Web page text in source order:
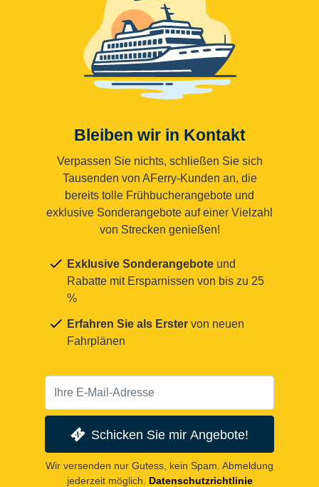
Bleiben wir in Kontakt
Verpassen Sie nichts, schließen Sie sich
Tausenden von AFerry-Kunden an, die
bereits tolle Frühbucherangebote und
exklusive Sonderangebote auf einer Vielzahl
von Strecken genießen!
Exklusive Sonderangebote und
Rabatte mit Ersparnissen von bis zu 25
%
Erfahren Sie als Erster von neuen
Fahrplänen
Schicken Sie mir Angebote!
Wir versenden nur Gutess, kein Spam. Abmeldung
jederzeit möglich.
Datenschutzrichtlinie